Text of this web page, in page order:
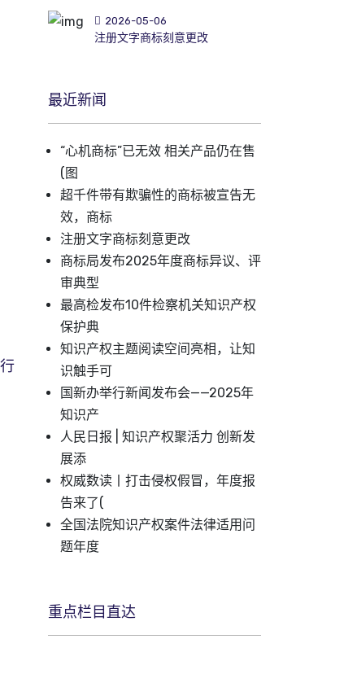
2026-05-06
注册文字商标刻意更改
最近新闻
“心机商标”已无效 相关产品仍在售
(图
超千件带有欺骗性的商标被宣告无
效，商标
注册文字商标刻意更改
商标局发布2025年度商标异议、评
审典型
最高检发布10件检察机关知识产权
保护典
知识产权主题阅读空间亮相，让知
识触手可
国新办举行新闻发布会——2025年
知识产
人民日报 | 知识产权聚活力 创新发
展添
权威数读丨打击侵权假冒，年度报
告来了(
全国法院知识产权案件法律适用问
题年度
重点栏目直达